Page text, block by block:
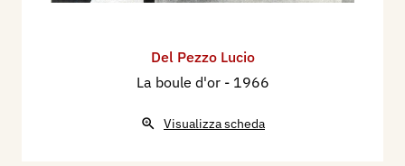
Del Pezzo Lucio
La boule d'or - 1966
Visualizza scheda